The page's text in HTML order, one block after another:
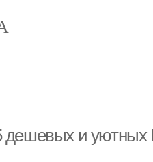
дешевых и уютных